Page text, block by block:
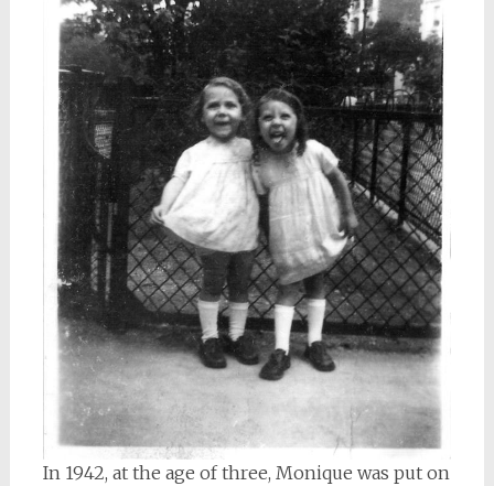
In 1942, at the age of three, Monique was put on